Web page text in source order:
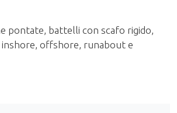
pontate, battelli con scafo rigido,
inshore, offshore, runabout e